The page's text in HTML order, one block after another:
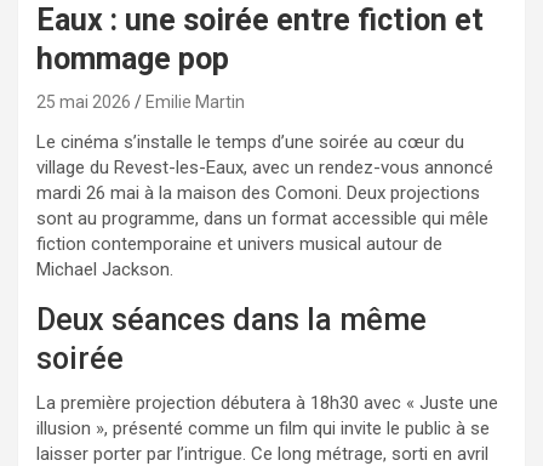
Eaux : une soirée entre fiction et
hommage pop
25 mai 2026 Emilie Martin
Le cinéma s’installe le temps d’une soirée au cœur du
village du Revest-les-Eaux, avec un rendez-vous annoncé
mardi 26 mai à la maison des Comoni. Deux projections
sont au programme, dans un format accessible qui mêle
fiction contemporaine et univers musical autour de
Michael Jackson.
Deux séances dans la même
soirée
La première projection débutera à 18h30 avec « Juste une
illusion », présenté comme un film qui invite le public à se
laisser porter par l’intrigue. Ce long métrage, sorti en avril